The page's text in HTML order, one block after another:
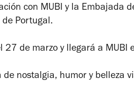
con MUBI y la Embajada
de Portugal.
27 de marzo y llegará a MUBI
nostalgia, humor y belleza